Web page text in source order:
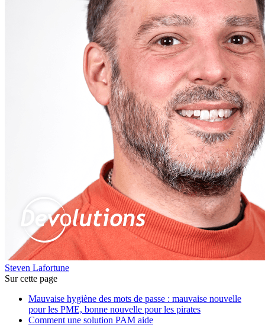
Steven Lafortune
Sur cette page
Mauvaise hygiène des mots de passe : mauvaise nouvelle
pour les PME, bonne nouvelle pour les pirates
Comment une solution PAM aide